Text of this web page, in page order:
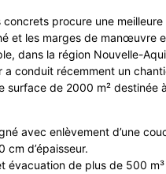
procure une
et les marges de manœuvre
dans la région Nouvelle-
a conduit récemment un
surface de 2000 m² destinée
avec enlèvement d’une
cm d’épaisseur.
évacuation de plus de 500